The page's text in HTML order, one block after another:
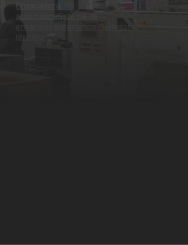
Ensacadora
automáticaSistema de
ensacado automático Sellador
térmico